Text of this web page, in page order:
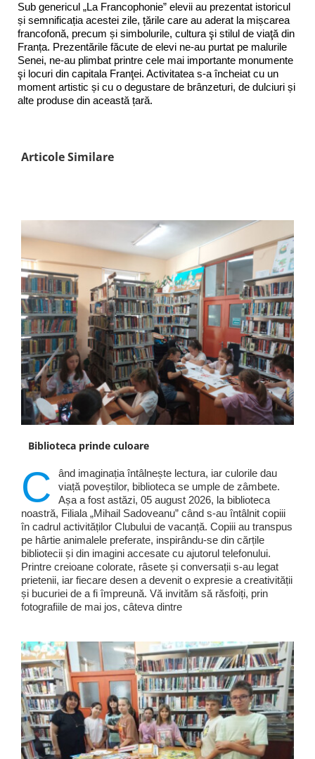
Sub genericul „La Francophonie” elevii au prezentat istoricul
și semnificația acestei zile, țările care au aderat la mișcarea
francofonă, precum și simbolurile, cultura şi stilul de viaţă din
Franța. Prezentările făcute de elevi ne-au purtat pe malurile
Senei, ne-au plimbat printre cele mai importante monumente
şi locuri din capitala Franţei. Activitatea s-a încheiat cu un
moment artistic și cu o degustare de brânzeturi, de dulciuri și
alte produse din această țară.
Articole Similare
Biblioteca prinde culoare
C
ând imaginația întâlnește lectura, iar culorile dau
viață poveștilor, biblioteca se umple de zâmbete.
Așa a fost astăzi, 05 august 2026, la biblioteca
noastră, Filiala „Mihail Sadoveanu” când s-au întâlnit copiii
în cadrul activităților Clubului de vacanță. Copiii au transpus
pe hârtie animalele preferate, inspirându-se din cărțile
bibliotecii și din imagini accesate cu ajutorul telefonului.
Printre creioane colorate, râsete și conversații s-au legat
prietenii, iar fiecare desen a devenit o expresie a creativității
și bucuriei de a fi împreună. Vă invităm să răsfoiți, prin
fotografiile de mai jos, câteva dintre